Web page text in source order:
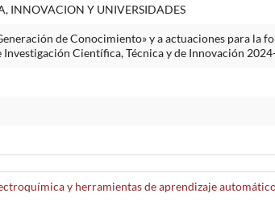
INNOVACION Y UNIVERSIDADES
de Conocimiento» y a actuaciones para
Investigación Científica, Técnica y de Innovación
y herramientas de aprendizaje